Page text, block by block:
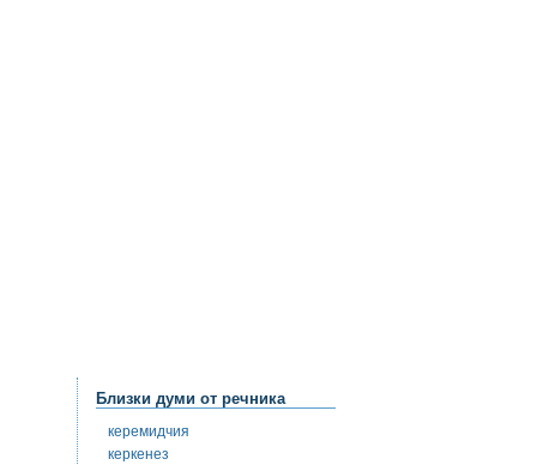
Близки думи от речника
керемидчия
керкенез